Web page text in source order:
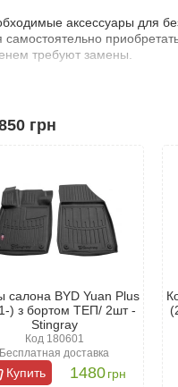
аксессуары для
требуют замены.
. Этот мощный
Юан - это необходимость.
БИД Юан
коврики для БИД
однако
грн
салона BYD Yuan Plus
) з бортом ТЕП/ 2шт -
Stingray
Код 180601
Бесплатная доставка
Купить 1480 грн